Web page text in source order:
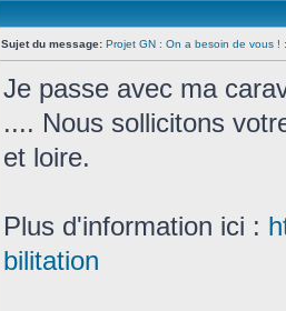
Sujet du message: Projet GN : On a besoin de vous !
Je passe avec ma
.... Nous sollicitons
et loire.
Plus d'information ici :
bilitation